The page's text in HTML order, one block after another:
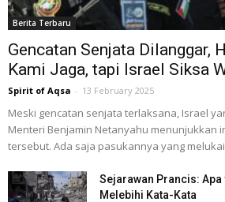
Berita Terbaru
Gencatan Senjata Dilanggar,
Kami Jaga, tapi Israel Siksa
Spirit of Aqsa - 13 February 2025
Meski gencatan senjata terlaksana, Israel
Menteri Benjamin Netanyahu menunjukkan
tersebut. Ada saja pasukannya yang
Sejarawan Prancis: Apa
Melebihi Kata-Kata